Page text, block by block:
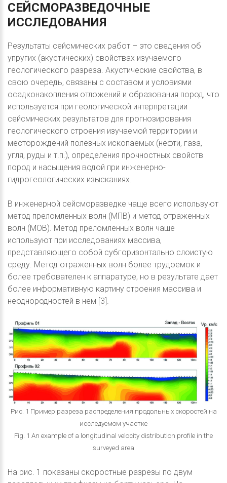
СЕЙСМОРАЗВЕДОЧНЫЕ
ИССЛЕДОВАНИЯ
Результаты сейсмических работ – это сведения об
упругих (акустических) свойствах изучаемого
геологического разреза. Акустические свойства, в
свою очередь, связаны с составом и условиями
осадконакопления отложений и образования пород, что
используется при геологической интерпретации
сейсмических результатов для прогнозирования
геологического строения изучаемой территории и
месторождений полезных ископаемых (нефти, газа,
угля, руды и т.п.), определения прочностных свойств
пород и насыщения водой при инженерно-
гидрогеологических изысканиях.
В инженерной сейсморазведке чаще всего используют
метод преломленных волн (МПВ) и метод отраженных
волн (МОВ). Метод преломленных волн чаще
используют при исследованиях массива,
представляющего собой субгоризонтально слоистую
среду. Метод отраженных волн более трудоемок и
более требователен к аппаратуре, но в результате дает
более информативную картину строения массива и
неоднородностей в нем [3].
Рис. 1 Пример разреза распределения продольных скоростей на
исследуемом участке
Fig. 1 An example of a longitudinal velocity distribution profile in the
surveyed area
На рис. 1 показаны скоростные разрезы по двум